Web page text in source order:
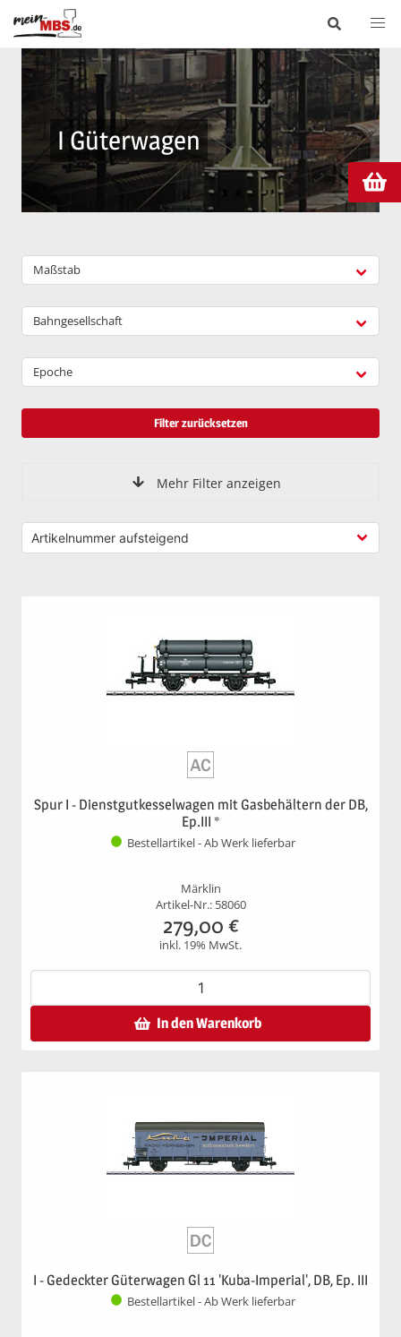
I Güterwagen
Maßstab
Bahngesellschaft
Epoche
Filter zurücksetzen
Mehr Filter anzeigen
Spur I - Dienstgutkesselwagen mit Gasbehältern der DB,
Ep.III *
Bestellartikel - Ab Werk lieferbar
Märklin
Artikel-Nr.: 58060
279,00 €
inkl. 19% MwSt.
In den Warenkorb
I - Gedeckter Güterwagen Gl 11 'Kuba­-Imperial', DB, Ep. III
Bestellartikel - Ab Werk lieferbar